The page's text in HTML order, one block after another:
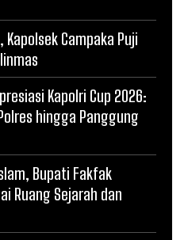
Kapolsek Campaka Puji
Kapolri Cup 2026:
hingga Panggung
Bupati Fakfak
Ruang Sejarah dan